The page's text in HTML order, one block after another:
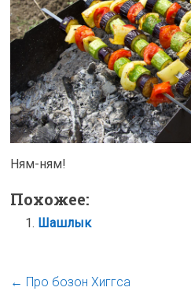
Ням-ням!
Похожее:
Шашлык
← Про бозон Хиггса